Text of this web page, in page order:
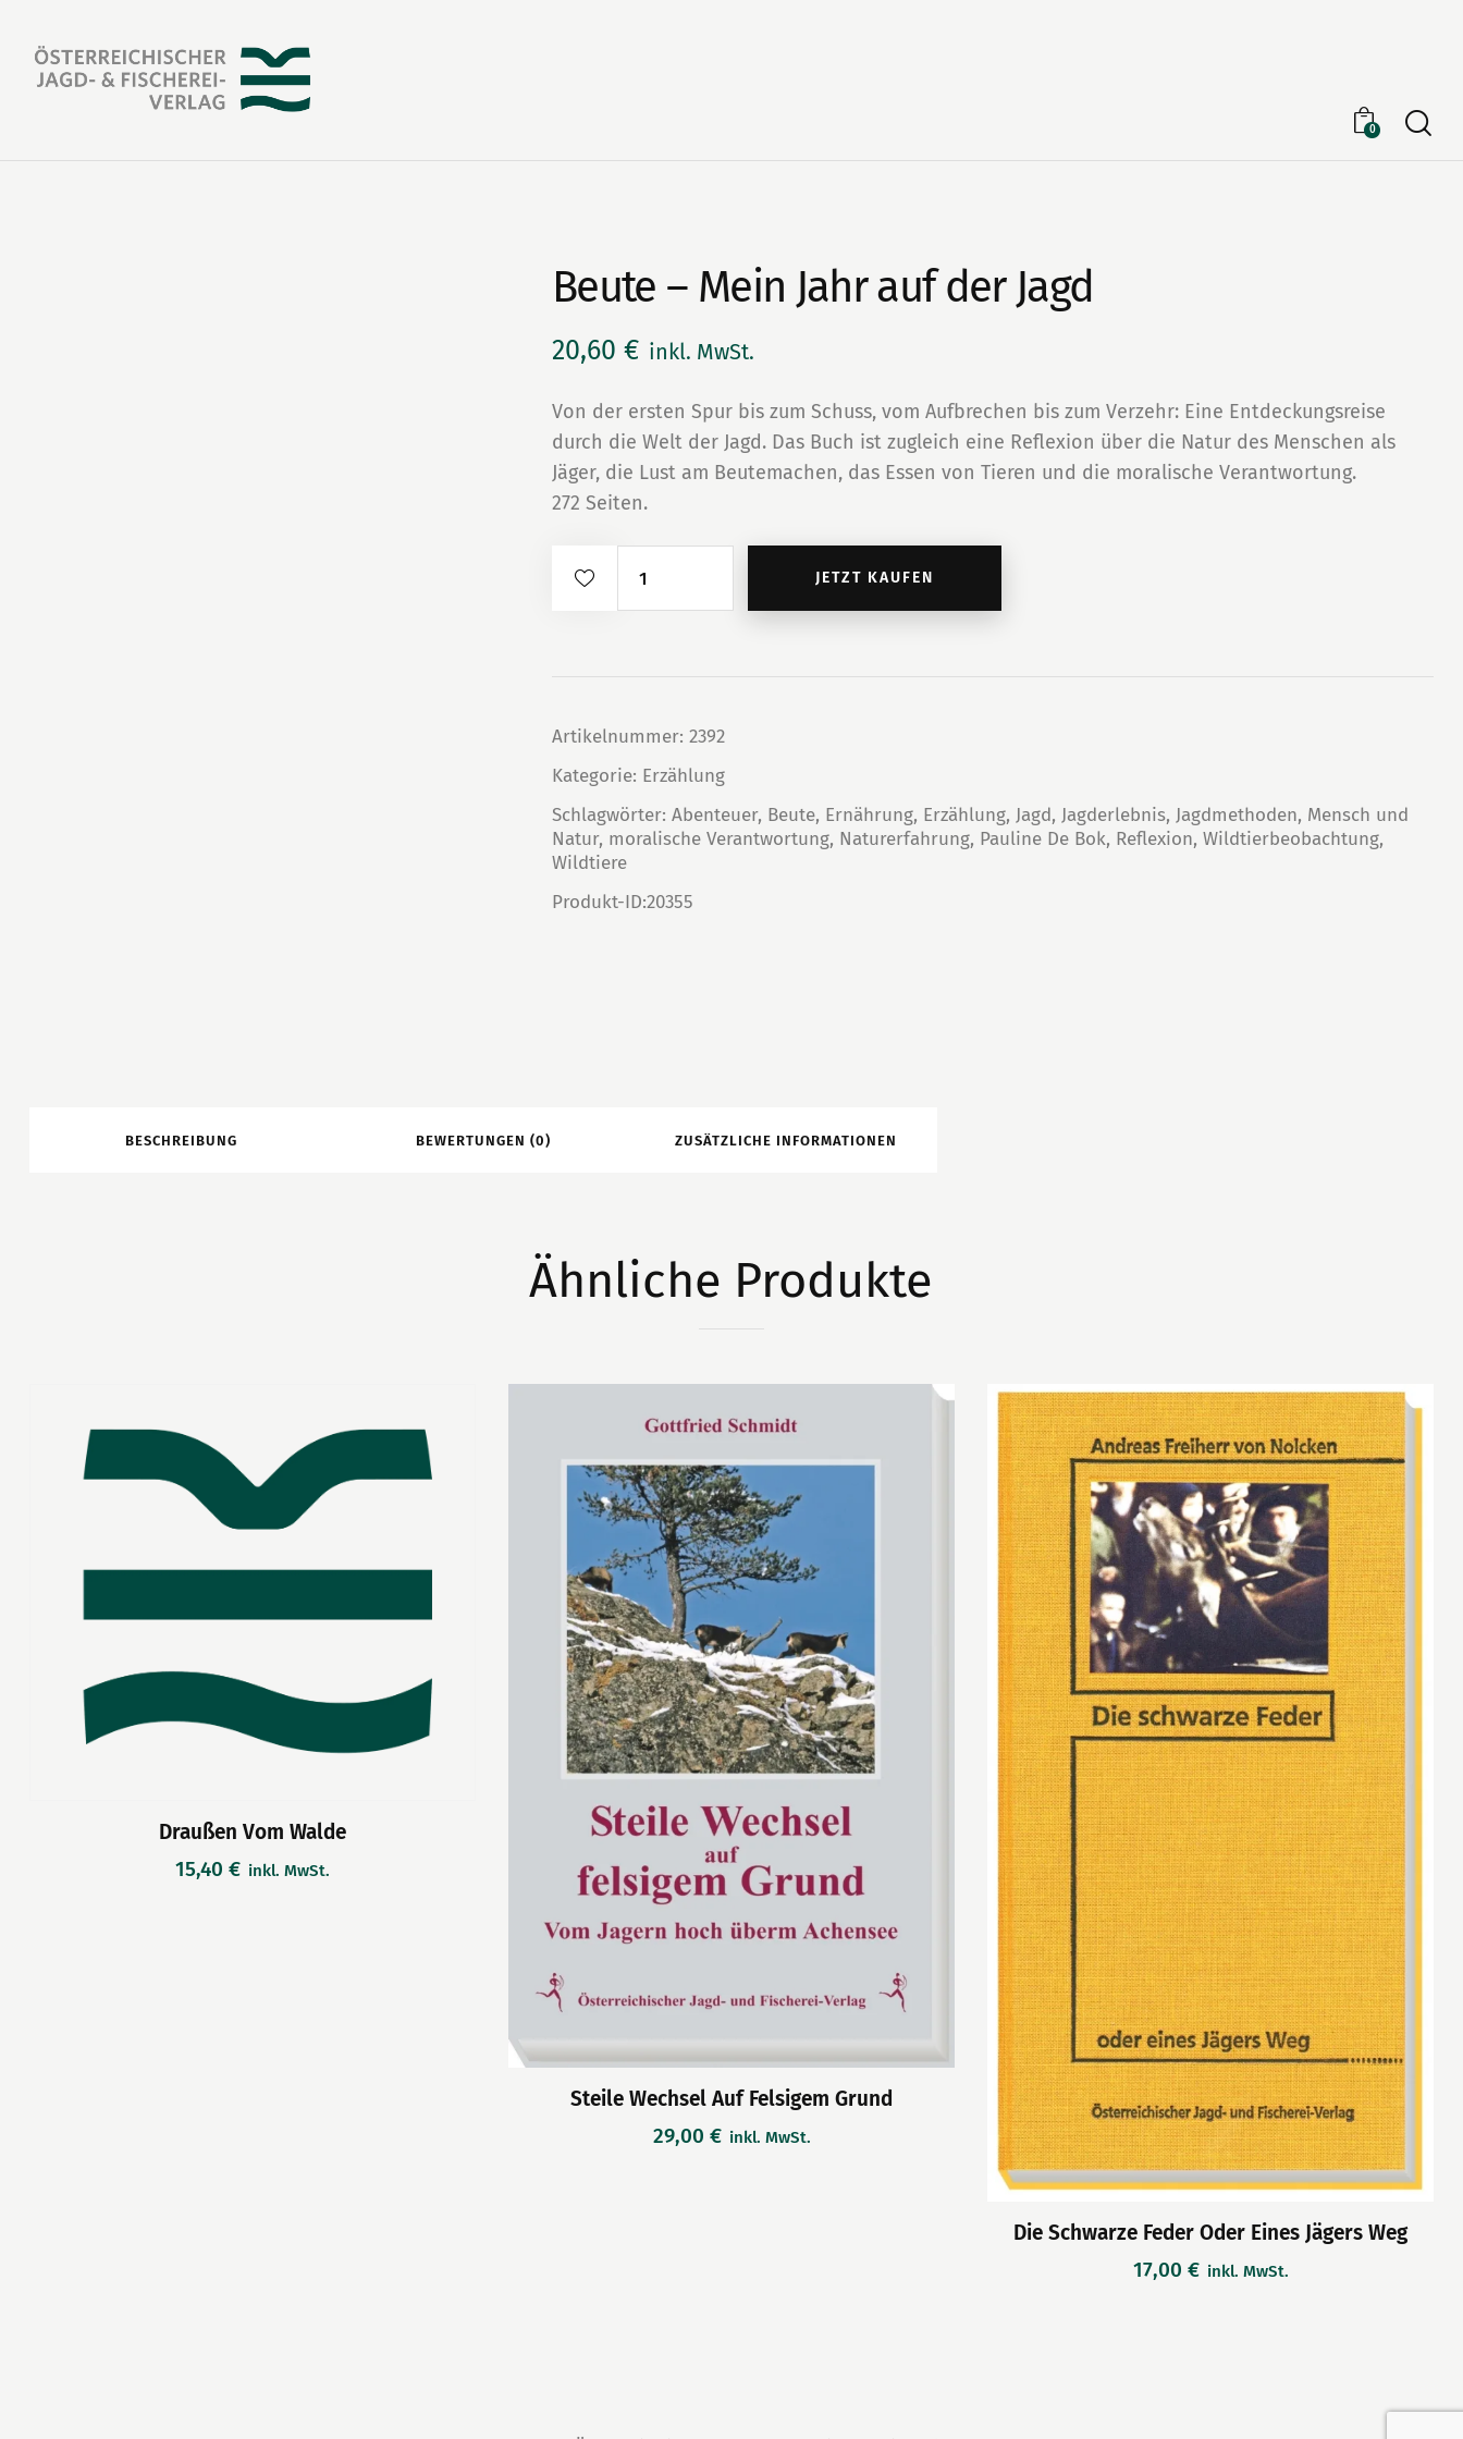
0
Beute – Mein Jahr auf der Jagd
20,60€ inkl. MwSt.
Von der ersten Spur bis zum Schuss, vom Aufbrechen bis zum Verzehr: Eine Entdeckungsreise
durch die Welt der Jagd. Das Buch ist zugleich eine Reflexion über die Natur des Menschen als
Jäger, die Lust am Beutemachen, das Essen von Tieren und die moralische Verantwortung.
272 Seiten.
Jagd
Menge
JETZT KAUFEN
Artikelnummer:2392
Kategorie: Erzählung
Schlagwörter:Abenteuer, Beute, Ernährung, Erzählung, Jagd, Jagderlebnis, Jagdmethoden, Mensch und
Natur, moralische Verantwortung, Naturerfahrung, Pauline De Bok, Reflexion,Wildtierbeobachtung,
Wildtiere
Produkt-ID:20355
BESCHREIBUNG BEWERTUNGEN (0) ZUSÄTZLICHE INFORMATIONEN
Ähnliche Produkte
Draußen Vom Walde
15,40 € inkl. MwSt.
Steile Wechsel Auf Felsigem Grund
29,00 € inkl. MwSt.
Die Schwarze Feder Oder Eines Jägers Weg
17,00 € inkl. MwSt.